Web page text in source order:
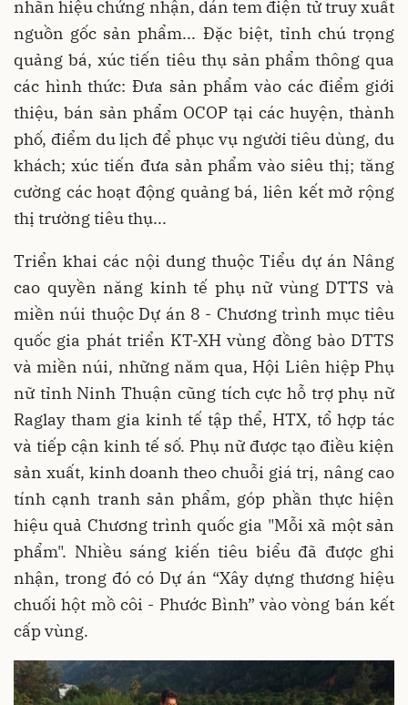
nhãn hiệu chứng nhận, dán tem điện tử truy xuất
nguồn gốc sản phẩm... Đặc biệt, tỉnh chú trọng
quảng bá, xúc tiến tiêu thụ sản phẩm thông qua
các hình thức: Đưa sản phẩm vào các điểm giới
thiệu, bán sản phẩm OCOP tại các huyện, thành
phố, điểm du lịch để phục vụ người tiêu dùng, du
khách; xúc tiến đưa sản phẩm vào siêu thị; tăng
cường các hoạt động quảng bá, liên kết mở rộng
thị trường tiêu thụ...
Triển khai các nội dung thuộc Tiểu dự án Nâng
cao quyền năng kinh tế phụ nữ vùng DTTS và
miền núi thuộc Dự án 8 - Chương trình mục tiêu
quốc gia phát triển KT-XH vùng đồng bào DTTS
và miền núi, những năm qua, Hội Liên hiệp Phụ
nữ tỉnh Ninh Thuận cũng tích cực hỗ trợ phụ nữ
Raglay tham gia kinh tế tập thể, HTX, tổ hợp tác
và tiếp cận kinh tế số. Phụ nữ được tạo điều kiện
sản xuất, kinh doanh theo chuỗi giá trị, nâng cao
tính cạnh tranh sản phẩm, góp phần thực hiện
hiệu quả Chương trình quốc gia "Mỗi xã một sản
phẩm". Nhiều sáng kiến tiêu biểu đã được ghi
nhận, trong đó có Dự án “Xây dựng thương hiệu
chuối hột mồ côi - Phước Bình” vào vòng bán kết
cấp vùng.